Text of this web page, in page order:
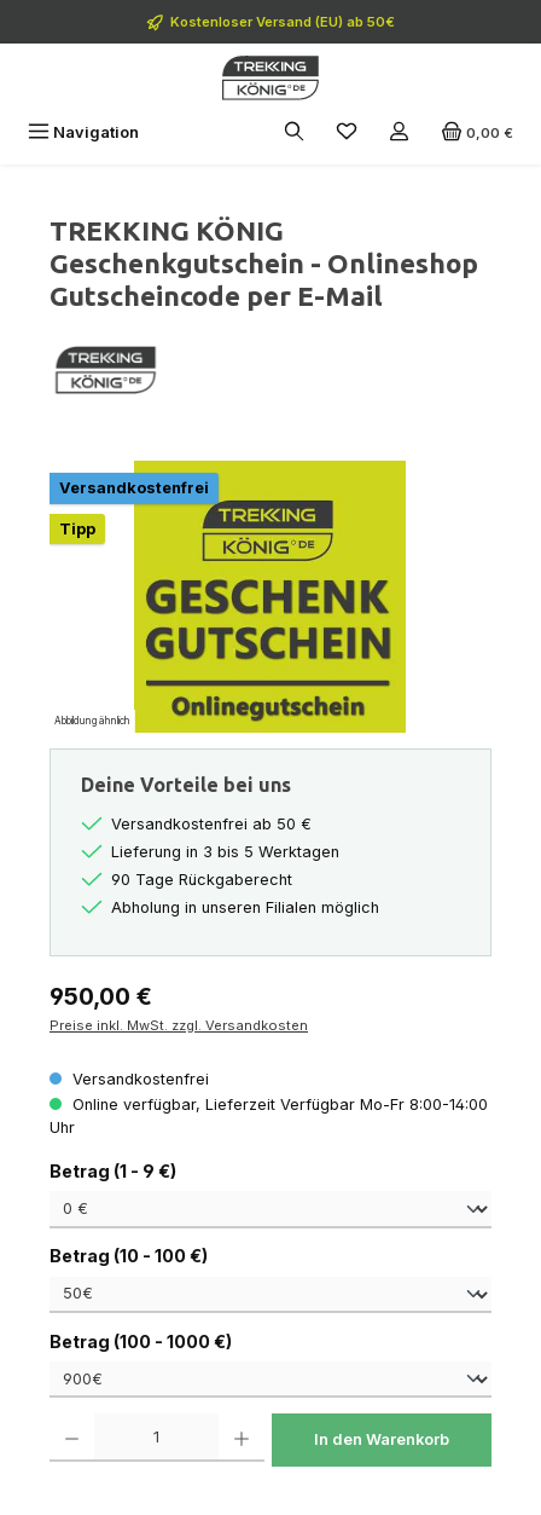
Zum Hauptinhalt springenKostenloser Versand (EU) ab 50€
Navigation 0,00 €
TREKKING KÖNIG
Geschenkgutschein - Onlineshop
Gutscheincode per E-Mail
Bildergalerie überspringen
Versandkostenfrei
Tipp
Abbildung ähnlich
Deine Vorteile bei uns
Versandkostenfrei ab 50 €
Lieferung in 3 bis 5 Werktagen
90 Tage Rückgaberecht
Abholung in unseren Filialen möglich
Regulärer Preis:
950,00 €
Preise inkl. MwSt. zzgl. Versandkosten
Versandkostenfrei
Online verfügbar, Lieferzeit Verfügbar Mo-Fr 8:00-14:00
Uhr
Betrag (1 - 9 €)auswählen
Betrag (10 - 100 €)auswählen
Betrag (100 - 1000 €)auswählen
In den Warenkorb